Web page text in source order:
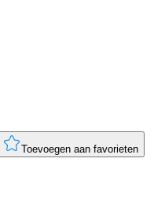
Toevoegen aan favorieten